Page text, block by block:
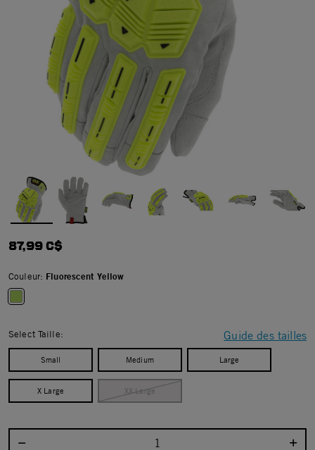
87,99 C$
Couleur: Fluorescent Yellow
Guide des tailles
Select Taille:
Small Medium Large
X Large XX Large